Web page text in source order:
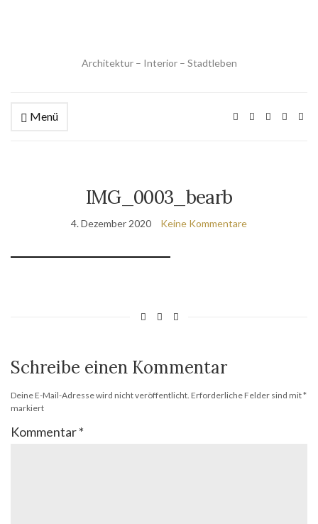
Architektur – Interior – Stadtleben
Menü
IMG_0003_bearb
4. Dezember 2020 Keine Kommentare
Schreibe einen Kommentar
Deine E-Mail-Adresse wird nicht veröffentlicht. Erforderliche Felder sind mit*
markiert
Kommentar*